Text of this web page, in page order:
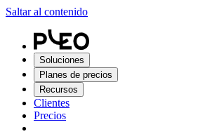
Saltar al contenido
Soluciones
Planes de precios
Recursos
Clientes
Precios